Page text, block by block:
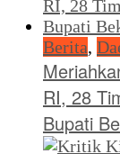
Berita,
RI, 28
Bupati